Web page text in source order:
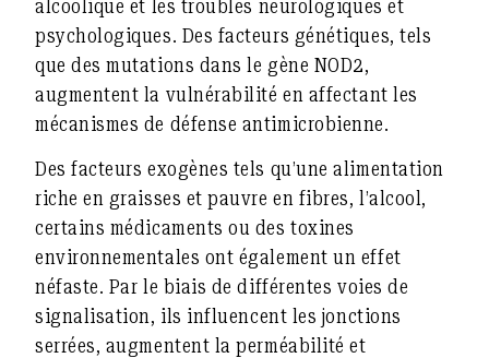
alcoolique et les troubles neurologiques et
psychologiques. Des facteurs génétiques, tels
que des mutations dans le gène NOD2,
augmentent la vulnérabilité en affectant les
mécanismes de défense antimicrobienne.
Des facteurs exogènes tels qu’une alimentation
riche en graisses et pauvre en fibres, l’alcool,
certains médicaments ou des toxines
environnementales ont également un effet
néfaste. Par le biais de différentes voies de
signalisation, ils influencent les jonctions
serrées, augmentent la perméabilité et